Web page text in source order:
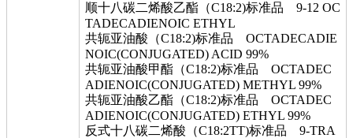
顺十八碳二烯酸乙酯（C18:2)标准品 9-12 OC
TADECADIENOIC ETHYL
共轭亚油酸（C18:2)标准品 OCTADECADIE
NOIC(CONJUGATED) ACID 99%
共轭亚油酸甲酯（C18:2)标准品 OCTADEC
ADIENOIC(CONJUGATED) METHYL 99%
共轭亚油酸乙酯（C18:2)标准品 OCTADEC
ADIENOIC(CONJUGATED) ETHYL 99%
反式十八碳二烯酸（C18:2TT)标准品 9-TRA